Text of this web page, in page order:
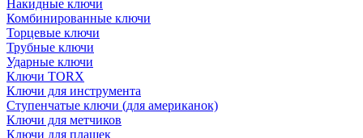
Накидные ключи
Комбинированные ключи
Торцевые ключи
Трубные ключи
Ударные ключи
Ключи TORX
Ключи для инструмента
Ступенчатые ключи (для американок)
Ключи для метчиков
Ключи для плашек